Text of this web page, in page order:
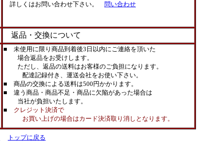
詳しくはお問い合わせ下さい。 問い合わせ
返品・交換について
■ 未使用に限り商品到着後3日以内にご連絡を頂いた
場合返品をお受けします。
ただし、返品の送料はお客様のご負担になります。
配達記録付き、運送会社をお使い下さい。
■ 商品の交換による送料は500円かかります。
■ 違う商品・商品不足・商品に欠陥があった場合は
当社が負担いたします。
■ クレジット決済で
お買い上げの場合はカード決済取り消しとなります。
トップに戻る